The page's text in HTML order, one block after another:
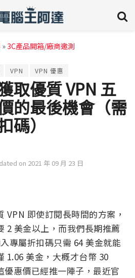
»3C產品開箱/廠商邀測
VPN VPN 優惠
取優質 VPN 五
的最後機會（需
碼）
on 2021 年 09 月 23 日
VPN 即使訂閱長時間的方案，
2 美金以上，而我們長期推薦
專屬折扣碼只需 64 美金就能
1.06 美金，大概才台幣 30
優惠價已經推一陣子，最近官